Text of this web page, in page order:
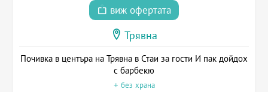
виж офертата
Трявна
Почивка в центъра на Трявна в Стаи за гости И пак дойдох
с барбекю
+ без храна